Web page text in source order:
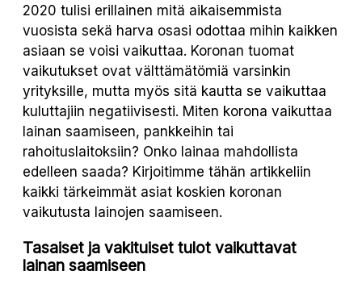
2020 tulisi erillainen mitä aikaisemmista
vuosista sekä harva osasi odottaa mihin kaikken
asiaan se voisi vaikuttaa. Koronan tuomat
vaikutukset ovat välttämätömiä varsinkin
yrityksille, mutta myös sitä kautta se vaikuttaa
kuluttajiin negatiivisesti. Miten korona vaikuttaa
lainan saamiseen, pankkeihin tai
rahoituslaitoksiin? Onko lainaa mahdollista
edelleen saada? Kirjoitimme tähän artikkeliin
kaikki tärkeimmät asiat koskien koronan
vaikutusta lainojen saamiseen.
Tasaiset ja vakituiset tulot vaikuttavat
lainan saamiseen